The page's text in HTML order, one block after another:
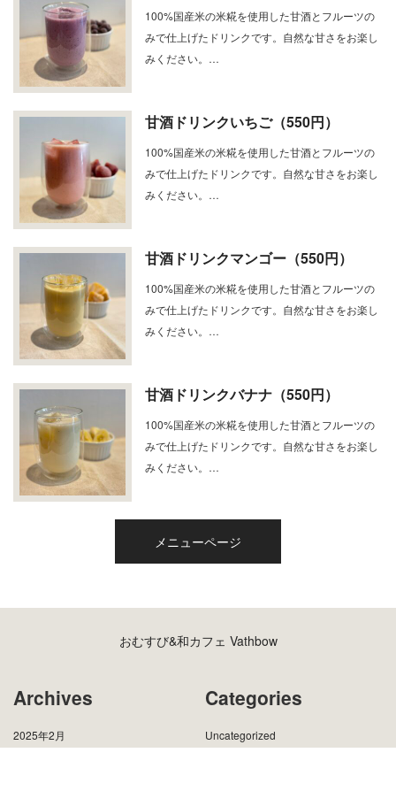
100%国産米の米糀を使用した甘酒とフルーツの
みで仕上げたドリンクです。自然な甘さをお楽し
みください。…
甘酒ドリンクいちご（550円）
100%国産米の米糀を使用した甘酒とフルーツの
みで仕上げたドリンクです。自然な甘さをお楽し
みください。…
甘酒ドリンクマンゴー（550円）
100%国産米の米糀を使用した甘酒とフルーツの
みで仕上げたドリンクです。自然な甘さをお楽し
みください。…
甘酒ドリンクバナナ（550円）
100%国産米の米糀を使用した甘酒とフルーツの
みで仕上げたドリンクです。自然な甘さをお楽し
みください。…
メニューページ
おむすび&和カフェ Vathbow
Archives
2025年2月
Categories
Uncategorized